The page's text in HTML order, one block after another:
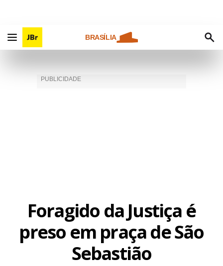
BRASÍLIA
Foragido da Justiça é
preso em praça de São
Sebastião